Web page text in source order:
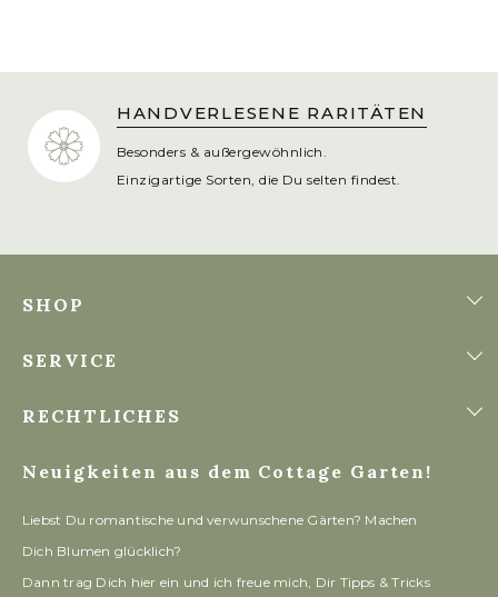
HANDVERLESENE RARITÄTEN
Besonders & außergewöhnlich.
Einzigartige Sorten, die Du selten findest.
SHOP
SERVICE
RECHTLICHES
Neuigkeiten aus dem Cottage Garten!
Liebst Du romantische und verwunschene Gärten? Machen
Dich Blumen glücklich?
Dann trag Dich hier ein und ich freue mich, Dir Tipps & Tricks